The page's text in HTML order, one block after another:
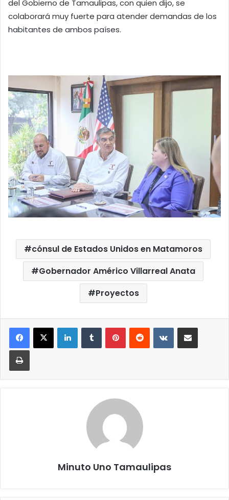
del Gobierno de Tamaulipas, con quien dijo, se
colaborará muy fuerte para atender demandas de los
habitantes de ambos países.
cónsul de Estados Unidos en Matamoros
Gobernador Américo Villarreal Anata
Proyectos
LinkedInTumblrPinterestReddit VKontakteCompartir por correo
Imprimir
Minuto Uno Tamaulipas